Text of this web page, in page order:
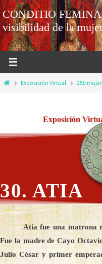
CONDITIO
visibilidad de la
Exposición Virtual 250
Exposición
30. ATIA
Atia fue una matrona
Fue la madre de Cayo
Julio César y primer